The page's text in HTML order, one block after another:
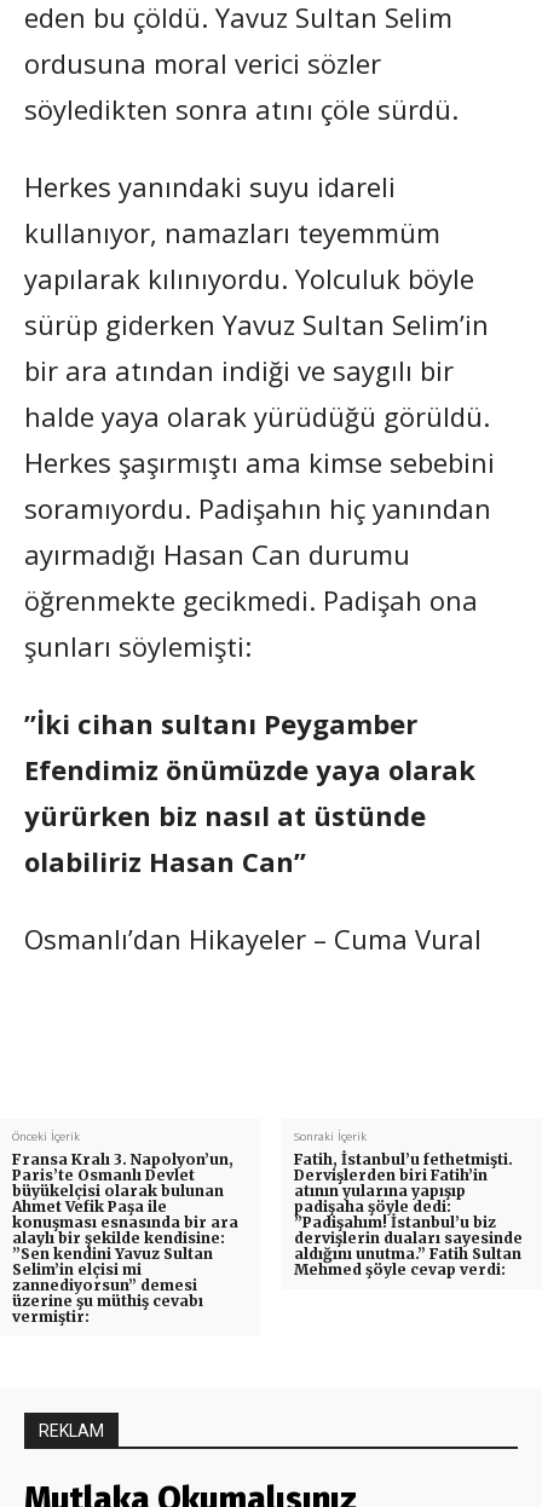
eden bu çöldü. Yavuz Sultan Selim
ordusuna moral verici sözler
söyledikten sonra atını çöle sürdü.
Herkes yanındaki suyu idareli
kullanıyor, namazları teyemmüm
yapılarak kılınıyordu. Yolculuk böyle
sürüp giderken Yavuz Sultan Selim’in
bir ara atından indiği ve saygılı bir
halde yaya olarak yürüdüğü görüldü.
Herkes şaşırmıştı ama kimse sebebini
soramıyordu. Padişahın hiç yanından
ayırmadığı Hasan Can durumu
öğrenmekte gecikmedi. Padişah ona
şunları söylemişti:
”İki cihan sultanı Peygamber
Efendimiz önümüzde yaya olarak
yürürken biz nasıl at üstünde
olabiliriz Hasan Can”
Osmanlı’dan Hikayeler – Cuma Vural
Önceki İçerik
Fransa Kralı 3. Napolyon’un,
Paris’te Osmanlı Devlet
büyükelçisi olarak bulunan
Ahmet Vefik Paşa ile
konuşması esnasında bir ara
alaylı bir şekilde kendisine:
”Sen kendini Yavuz Sultan
Selim’in elçisi mi
zannediyorsun” demesi
üzerine şu müthiş cevabı
vermiştir:
Sonraki İçerik
Fatih, İstanbul’u fethetmişti.
Dervişlerden biri Fatih’in
atının yularına yapışıp
padişaha şöyle dedi:
”Padişahım! İstanbul’u biz
dervişlerin duaları sayesinde
aldığını unutma.” Fatih Sultan
Mehmed şöyle cevap verdi:
REKLAM